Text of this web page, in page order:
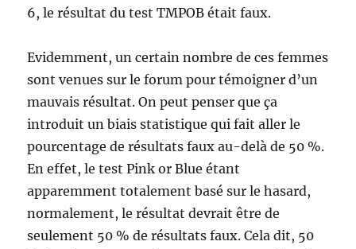
6, le résultat du test TMPOB était faux.
Evidemment, un certain nombre de ces femmes
sont venues sur le forum pour témoigner d’un
mauvais résultat. On peut penser que ça
introduit un biais statistique qui fait aller le
pourcentage de résultats faux au-delà de 50 %.
En effet, le test Pink or Blue étant
apparemment totalement basé sur le hasard,
normalement, le résultat devrait être de
seulement 50 % de résultats faux. Cela dit, 50